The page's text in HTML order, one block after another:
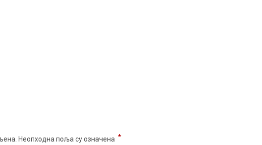
Неопходна поља су означена *